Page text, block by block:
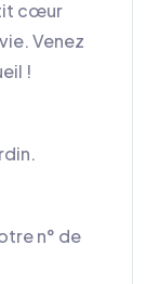
cœur
Venez
!
n° de